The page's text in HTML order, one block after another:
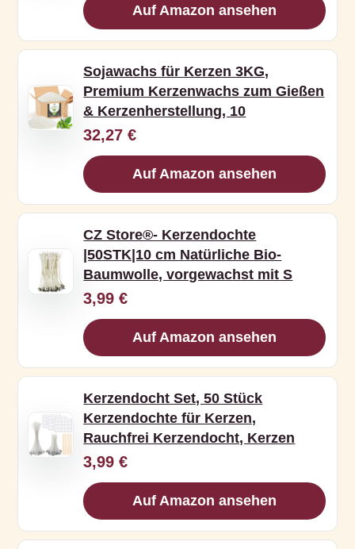
Auf Amazon ansehen
Sojawachs für Kerzen 3KG,
Premium Kerzenwachs zum Gießen
& Kerzenherstellung, 10
32,27 €
Auf Amazon ansehen
CZ Store®- Kerzendochte
|50STK|10 cm Natürliche Bio-
Baumwolle, vorgewachst mit S
3,99 €
Auf Amazon ansehen
Kerzendocht Set, 50 Stück
Kerzendochte für Kerzen,
Rauchfrei Kerzendocht, Kerzen
3,99 €
Auf Amazon ansehen